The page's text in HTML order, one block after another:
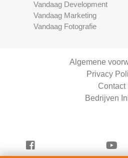
Vandaag Development
Vandaag Marketing
Vandaag Fotografie
Algemene
Privacy
Contact
Bedrijven